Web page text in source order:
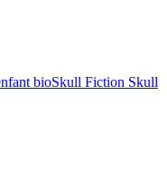
bioSkull Fiction Skull